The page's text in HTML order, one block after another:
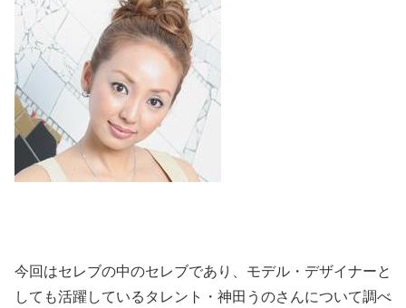
今回はセレブの中のセレブであり、モデル・デザイナーと
しても活躍しているタレント・神田うのさんについて調べ